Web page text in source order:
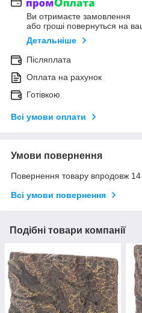
Ви отримаєте замовлення
або гроші повернуться на
Детальніше
Післяплата
Оплата на рахунок
Готівкою
Всі умови оплати
Умови повернення
Повернення товару впродовж 14
Всі умови повернення
Подібні товари компанії